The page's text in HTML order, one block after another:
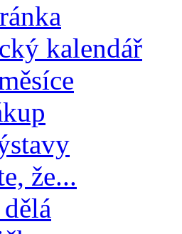
kalendář
že...